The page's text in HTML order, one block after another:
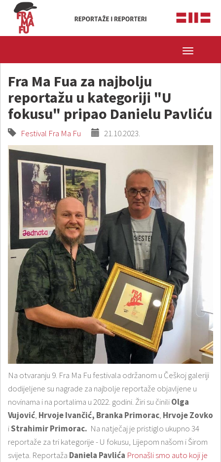
Toggle
navigation
Fra Ma Fua za najbolju
reportažu u kategoriji "U
fokusu" pripao Danielu Pavliću
Festival Fra Ma Fu 21.10.2023.
Na otvaranju 9. Fra Ma Fu festivala održanom u Češkoj galeriji
dodijeljene su nagrade za najbolje reportaže objavljene u
novinama i na portalima u 2022. godini. Žiri su činiliOlga
Vujović, Hrvoje Ivančić, Branka Primorac, Hrvoje Zovko
iStrahimir Primorac. Na natječaj je pristiglo ukupno 34
reportaže za tri kategorije - U fokusu, Lijepom našom i Širom
svijeta. Reportaža Daniela Pavlića Pronašli smo auto koji je